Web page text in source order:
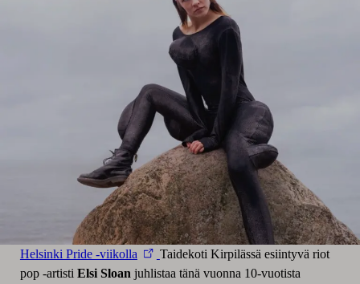
Helsinki Pride -viikolla
Taidekoti Kirpilässä esiintyvä riot
pop -artisti Elsi Sloan juhlistaa tänä vuonna 10-vuotista